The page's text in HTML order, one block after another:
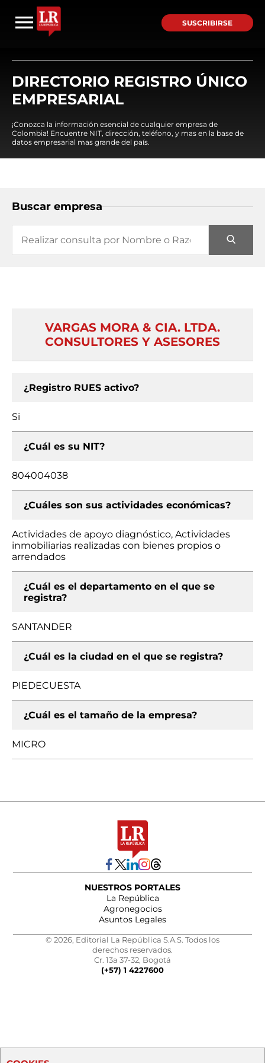
SUSCRIBIRSE
DIRECTORIO REGISTRO ÚNICO
EMPRESARIAL
¡Conozca la información esencial de cualquier empresa de
Colombia! Encuentre NIT, dirección, teléfono, y mas en la base de
datos empresarial mas grande del país.
Buscar empresa
VARGAS MORA & CIA. LTDA.
CONSULTORES Y ASESORES
¿Registro RUES activo?
Si
¿Cuál es su NIT?
804004038
¿Cuáles son sus actividades económicas?
Actividades de apoyo diagnóstico, Actividades
inmobiliarias realizadas con bienes propios o
arrendados
¿Cuál es el departamento en el que se
registra?
SANTANDER
¿Cuál es la ciudad en el que se registra?
PIEDECUESTA
¿Cuál es el tamaño de la empresa?
MICRO
NUESTROS PORTALES
La República
Agronegocios
Asuntos Legales
© 2026, Editorial La República S.A.S. Todos los
derechos reservados.
Cr. 13a 37-32, Bogotá
(+57) 1 4227600